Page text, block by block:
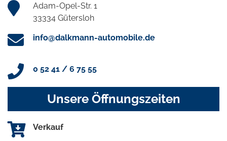
Adam-Opel-Str. 1
33334 Gütersloh
info@dalkmann-automobile.de
0 52 41 / 6 75 55
Unsere Öffnungszeiten
Verkauf